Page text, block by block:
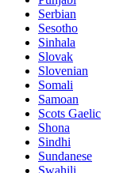
Serbian
Sesotho
Sinhala
Slovak
Slovenian
Somali
Samoan
Scots Gaelic
Shona
Sindhi
Sundanese
Swahili